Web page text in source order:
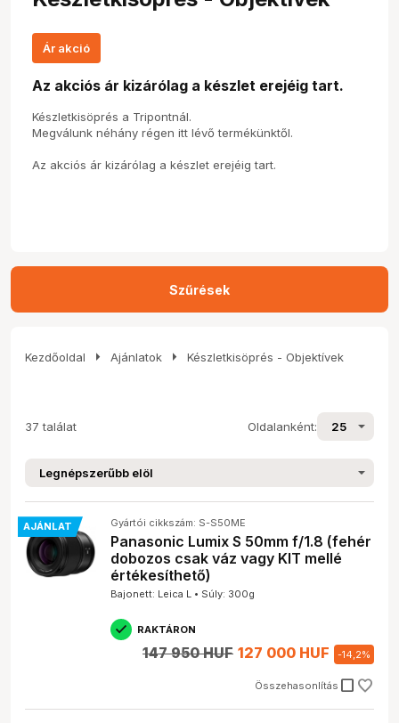
Ár akció
Az akciós ár kizárólag a készlet erejéig tart.
Készletkisöprés a Tripontnál.
Megválunk néhány régen itt lévő termékünktől.
Az akciós ár kizárólag a készlet erejéig tart.
Kezdőoldal arrow_right Ajánlatok arrow_right Készletkisöprés - Objektívek
37 találat Oldalanként:
AJÁNLAT Gyártói cikkszám: S-S50ME
Panasonic Lumix S 50mm f/1.8 (fehér
dobozos csak váz vagy KIT mellé
értékesíthető)
Bajonett: Leica L • Súly: 300g
RAKTÁRON
Összehasonlítás check_box_outline_blank
147 950 HUF 127 000 HUF -14,2%
Szűrések